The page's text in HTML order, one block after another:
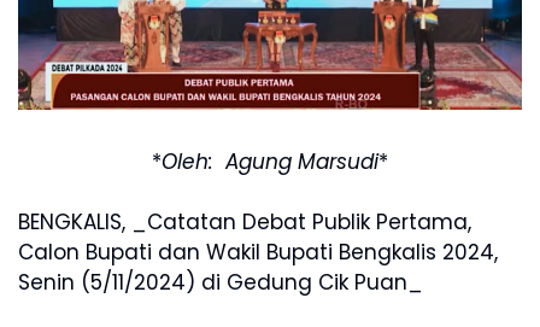
*Oleh: Agung Marsudi*
BENGKALIS, _Catatan Debat Publik Pertama,
Calon Bupati dan Wakil Bupati Bengkalis 2024,
Senin (5/11/2024) di Gedung Cik Puan_